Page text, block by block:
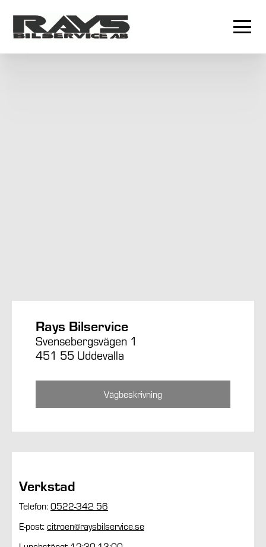
Rays Bilservice
Svensebergsvägen 1
451 55 Uddevalla
Vägbeskrivning
Verkstad
Telefon: 0522-342 56
E-post: citroen@raysbilservice.se